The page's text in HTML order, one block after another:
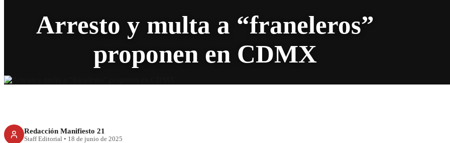
Arresto y multa a “franeleros”
proponen en CDMX
Redacción Manifiesto 21
Staff Editorial • 18 de junio de 2025